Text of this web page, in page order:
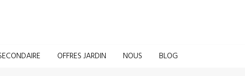
OFFRES JARDIN NOUS BLOG